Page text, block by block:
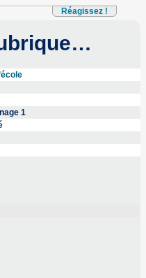
Réagissez !
1